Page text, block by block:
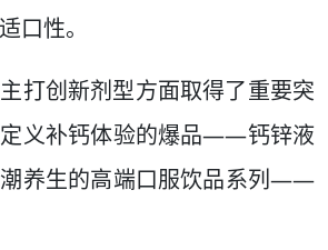
口性。
打创新剂型方面取得了重要突
义补钙体验的爆品——钙锌液
养生的高端口服饮品系列——